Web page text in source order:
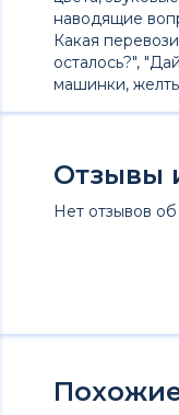
наводящие
Какая
осталось?",
машинки,
Отзывы
Нет отзывов